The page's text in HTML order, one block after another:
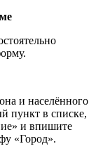
и населённого
пункт в списке,
и впишите
«Город».